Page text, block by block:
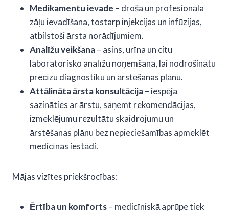
Medikamentu ievade – droša un profesionāla
zāļu ievadīšana, tostarp injekcijas un infūzijas,
atbilstoši ārsta norādījumiem.
Analīžu veikšana– asins, urīna un citu
laboratorisko analīžu noņemšana, lai nodrošinātu
precīzu diagnostiku un ārstēšanas plānu.
Attālināta ārsta konsultācija– iespēja
sazināties ar ārstu, saņemt rekomendācijas,
izmeklējumu rezultātu skaidrojumu un
ārstēšanas plānu bez nepieciešamības apmeklēt
medicīnas iestādi.
Mājas vizītes priekšrocības:
Ērtība un komforts– medicīniskā aprūpe tiek